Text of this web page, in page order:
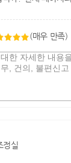
(매우 만족)
정실